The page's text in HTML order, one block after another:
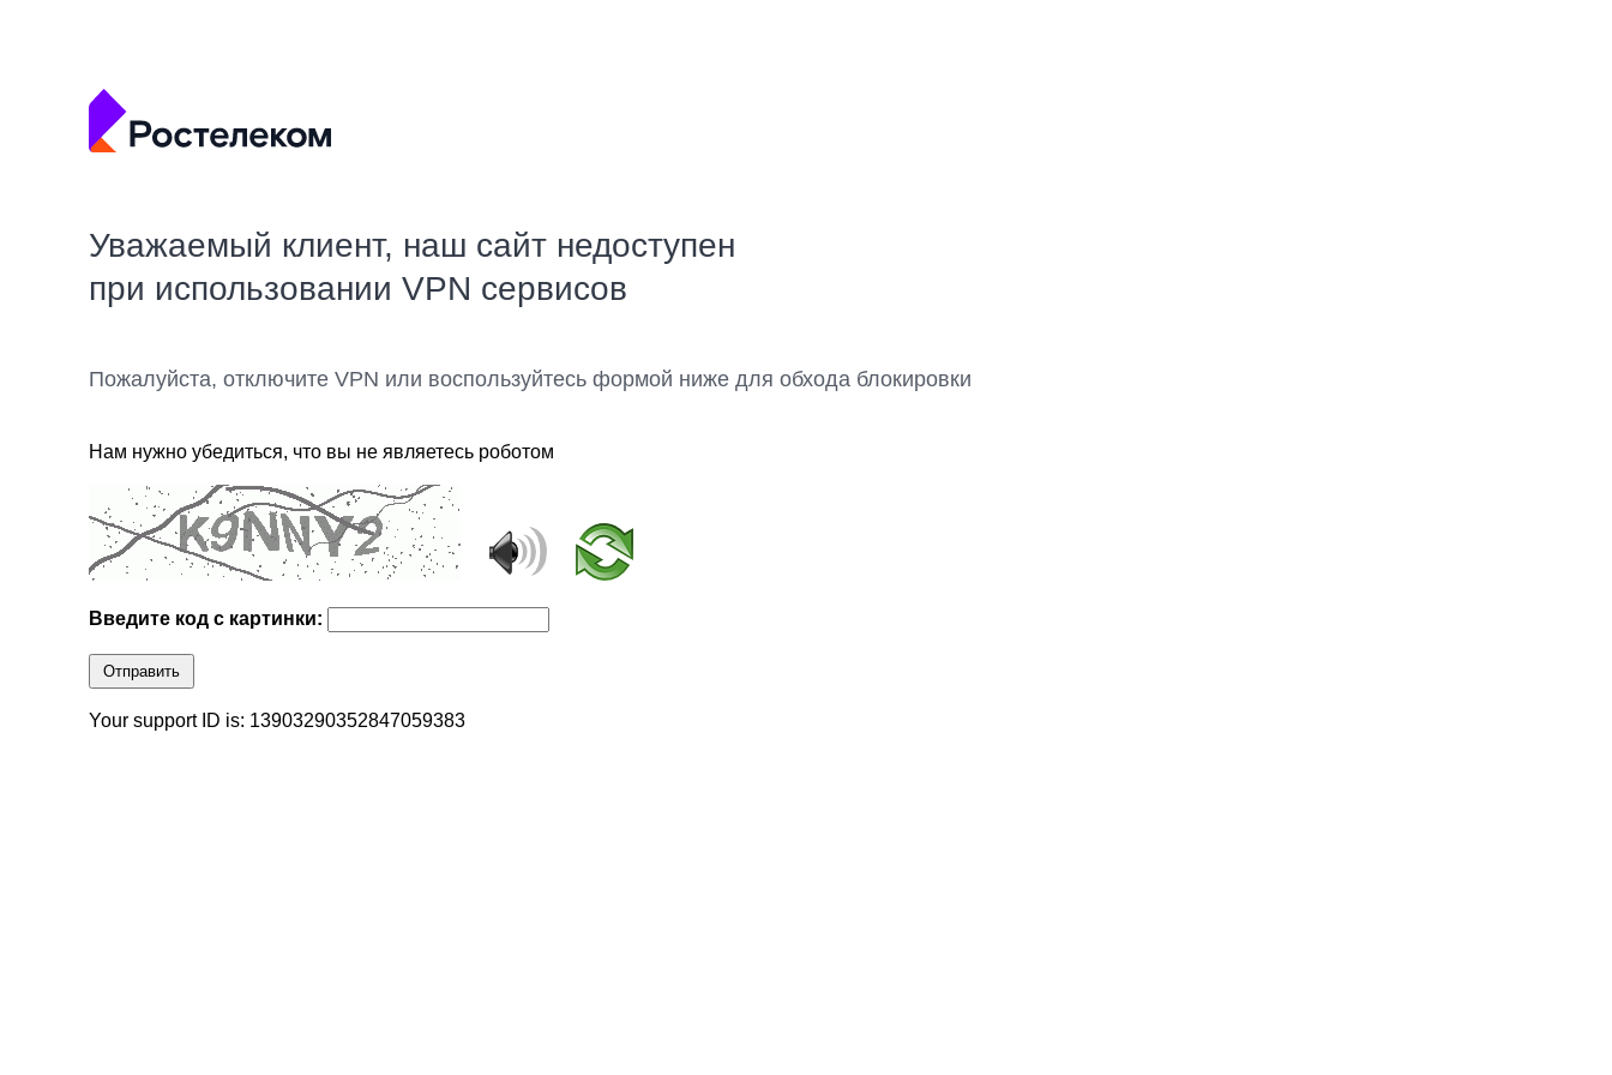
Уважаемый клиент, наш сайт недоступен
при использовании VPN сервисов
Пожалуйста, отключите VPN или воспользуйтесь формой ниже для обхода блокировки
Нам нужно убедиться, что вы не являетесь роботом
Введите код с картинки:
Отправить
Your support ID is: 13903290352847059383